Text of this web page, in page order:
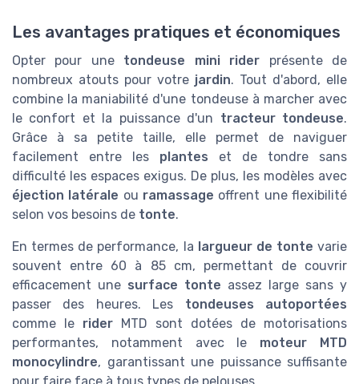
Les avantages pratiques et économiques
Opter pour une tondeuse mini rider présente de
nombreux atouts pour votre jardin. Tout d'abord, elle
combine la maniabilité d'une tondeuse à marcher avec
le confort et la puissance d'un tracteur tondeuse.
Grâce à sa petite taille, elle permet de naviguer
facilement entre les plantes et de tondre sans
difficulté les espaces exigus. De plus, les modèles avec
éjection latérale ou ramassage offrent une flexibilité
selon vos besoins de tonte.
En termes de performance, la largueur de tonte varie
souvent entre 60 à 85 cm, permettant de couvrir
efficacement une surface tonte assez large sans y
passer des heures. Les tondeuses autoportées
comme le rider MTD sont dotées de motorisations
performantes, notamment avec le moteur MTD
monocylindre, garantissant une puissance suffisante